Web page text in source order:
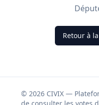
Retour à
© 2026 CIVIX —